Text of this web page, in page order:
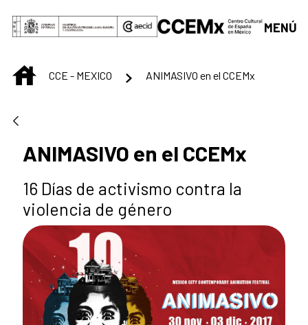
Saltar al contenido principal
MENÚ
INICIOCCE - MEXICO ANIMASIVO en el CCEMx
ANIMASIVO en el CCEMx
16 Días de activismo contra la
violencia de género